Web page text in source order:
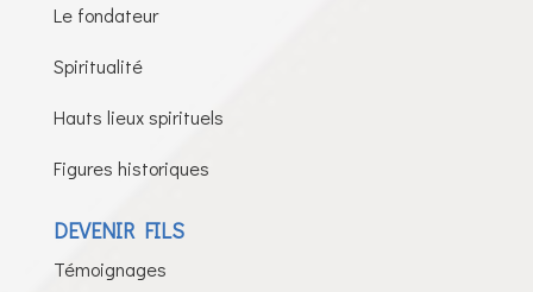
Le fondateur
Spiritualité
Hauts lieux spirituels
Figures historiques
DEVENIR FILS
Témoignages